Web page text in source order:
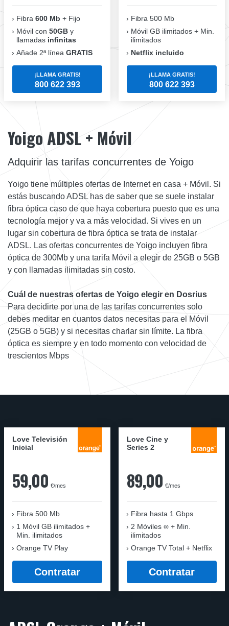
Fibra 600 Mb + Fijo
Móvil con 50GB y
llamadas infinitas
Añade 2ª línea GRATIS
¡LLAMA GRATIS!
800 622 393
Fibra 500 Mb
Móvil GB ilimitados + Min.
ilimitados
Netflix incluido
¡LLAMA GRATIS!
800 622 393
Yoigo ADSL + Móvil
Adquirir las tarifas concurrentes de Yoigo
Yoigo tiene múltiples ofertas de Internet en casa + Móvil. Si
estás buscando ADSL has de saber que se suele instalar
fibra óptica caso de que haya cobertura puesto que es una
tecnología mejor y va a más velocidad. Si vives en un
lugar sin cobertura de fibra óptica se trata de instalar
ADSL. Las ofertas concurrentes de Yoigo incluyen fibra
óptica de 300Mb y una tarifa Móvil a elegir de 25GB o 5GB
y con llamadas ilimitadas sin costo.
Cuál de nuestras ofertas de Yoigo elegir en Dosrius
Para decidirte por una de las tarifas concurrentes solo
debes meditar en cuantos datos necesitas para el Móvil
(25GB o 5GB) y si necesitas charlar sin límite. La fibra
óptica es siempre y en todo momento con velocidad de
trescientos Mbps
Love Televisión
Inicial
59,00 €/mes
Fibra 500 Mb
1 Móvil GB ilimitados +
Min. ilimitados
Orange TV Play
Contratar
Love Cine y
Series 2
89,00 €/mes
Fibra hasta 1 Gbps
2 Móviles ∞ + Min.
ilimitados
Orange TV Total + Netflix
Contratar